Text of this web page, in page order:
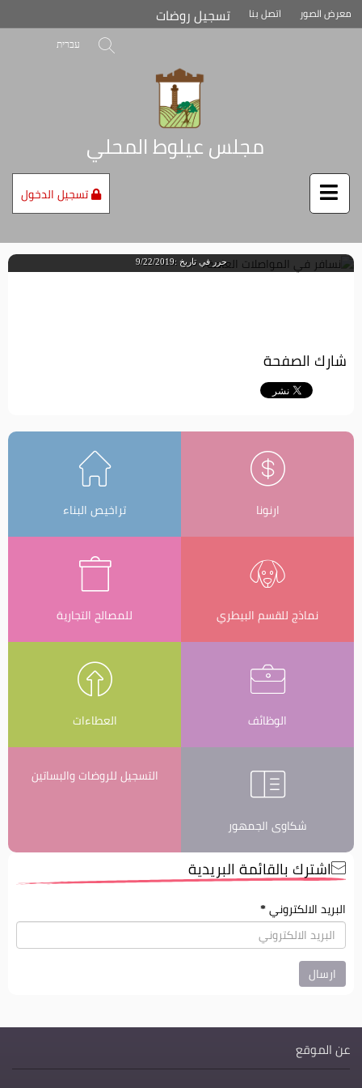
إلى
معرض الصور اتصل بنا تسجيل روضات
بحث עברית
مجلس عيلوط المحلي
تسجيل الدخول
نسافر في المواصلات العامة
حرر في تاريخ :9/22/2019
شارك الصفحة
ارنونا تراخيص البناء
نماذج للقسم البيطري للمصالح التجارية
الوظائف العطاءات
شكاوى الجمهور
التسجيل للروضات والبساتين
اشترك بالقائمة البريدية
البريد الالكتروني*
عن الموقع